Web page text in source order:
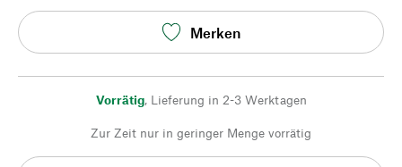
Merken
Vorrätig, Lieferung in 2-3 Werktagen
Zur Zeit nur in geringer Menge vorrätig